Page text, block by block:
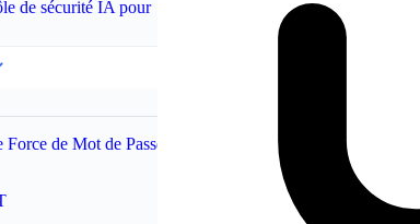
de sécurité IA pour
de Mot de Passe